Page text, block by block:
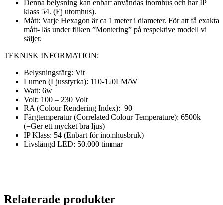
Denna belysning kan enbart användas inomhus och har IP
klass 54. (Ej utomhus).
Mått: Varje Hexagon är ca 1 meter i diameter. För att få exakta
mått- läs under fliken ”Montering” på respektive modell vi
säljer.
TEKNISK INFORMATION:
Belysningsfärg: Vit
Lumen (Ljusstyrka): 110-120LM/W
Watt: 6w
Volt: 100 – 230 Volt
RA (Colour Rendering Index): 90
Färgtemperatur (Correlated Colour Temperature): 6500k
(=Ger ett mycket bra ljus)
IP Klass: 54 (Enbart för inomhusbruk)
Livslängd LED: 50.000 timmar
Relaterade produkter